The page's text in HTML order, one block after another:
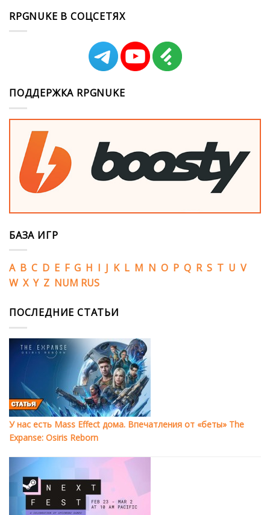
RPGNUKE В СОЦСЕТЯХ
ПОДДЕРЖКА RPGNUKE
БАЗА ИГР
A B C D E F G H I J K L M N O P Q R S T U V
W X Y Z NUM RUS
ПОСЛЕДНИЕ СТАТЬИ
У нас есть Mass Effect дома. Впечатления от «беты» The
Expanse: Osiris Reborn